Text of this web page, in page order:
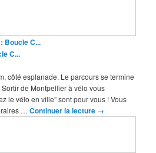
Boucle C...
C...
côté esplanade. Le parcours se termine
de Montpellier à vélo vous
le vélo en ville” sont pour vous ! Vous
…Continuer la lecture →